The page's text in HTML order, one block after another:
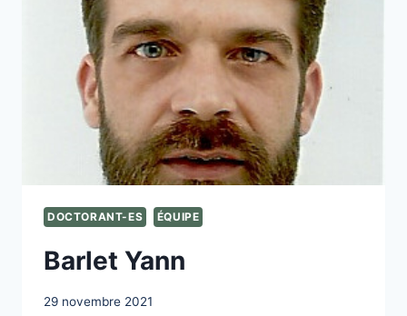
DOCTORANT-ES ÉQUIPE
Barlet Yann
29 novembre 2021